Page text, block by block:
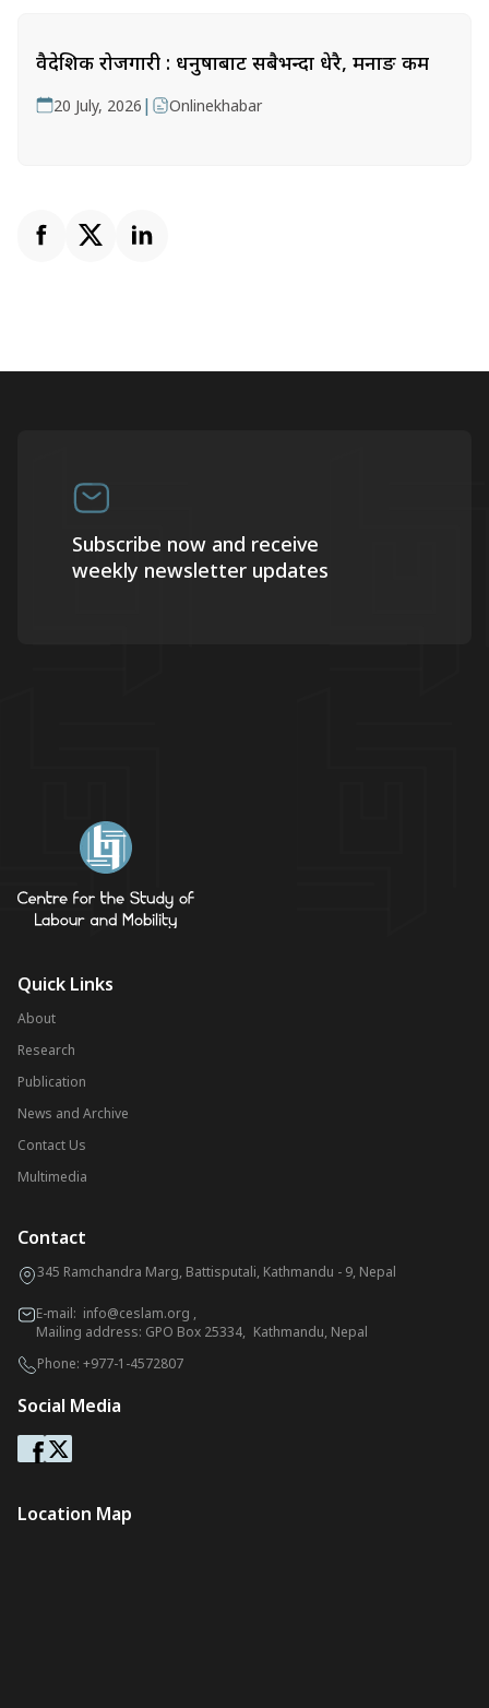
वैदेशिक रोजगारी : धनुषाबाट सबैभन्दा धेरै, मनाङ कम
20 July, 2026 | Onlinekhabar
Subscribe now and receive
weekly newsletter updates
Quick Links
About
Research
Publication
News and Archive
Contact Us
Multimedia
Contact
345 Ramchandra Marg, Battisputali, Kathmandu - 9, Nepal
E-mail: info@ceslam.org ,
Mailing address: GPO Box 25334, Kathmandu, Nepal
Phone: +977-1-4572807
Social Media
Location Map